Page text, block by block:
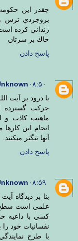
چقدر اين
بروجردي ترس
زنداني كرده
خاك بر سرتان
پاسخ دادن
۰۸:۵۰
با درود بر آيت
حركت گسترده
ماهيت كاذب و
انجام اين
آنها تنگتر ميكنند.
پاسخ دادن
۰۸:۵۹
بنا بر ديدگاه
علمي است سطح
كسي با داعيه
نفسانيات خود
با طرح